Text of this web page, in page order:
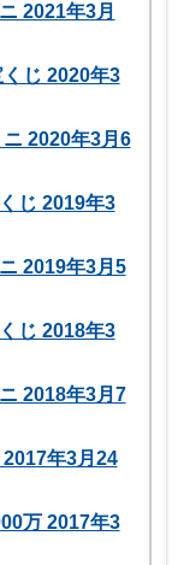
2021年3月
じ 2020年3
2020年3月6
じ 2019年3
2019年3月5
じ 2018年3
2018年3月7
年3月24
万 2017年3